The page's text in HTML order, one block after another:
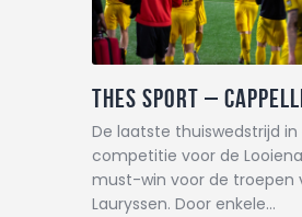
THES Sport –
De laatste thuiswedstrijd in
competitie voor de
must-win voor de troepen
Lauryssen. Door enkele…